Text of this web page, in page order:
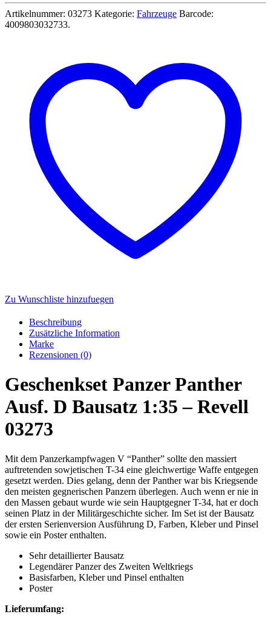
Artikelnummer: 03273 Kategorie: Fahrzeuge Barcode:
4009803032733.
Zu Wunschliste hinzufuegen
Beschreibung
Zusätzliche Information
Marke
Rezensionen (0)
Geschenkset Panzer Panther
Ausf. D Bausatz 1:35 – Revell
03273
Mit dem Panzerkampfwagen V “Panther” sollte den massiert
auftretenden sowjetischen T-34 eine gleichwertige Waffe entgegen
gesetzt werden. Dies gelang, denn der Panther war bis Kriegsende
den meisten gegnerischen Panzern überlegen. Auch wenn er nie in
den Massen gebaut wurde wie sein Hauptgegner T-34, hat er doch
seinen Platz in der Militärgeschichte sicher. Im Set ist der Bausatz
der ersten Serienversion Ausführung D, Farben, Kleber und Pinsel
sowie ein Poster enthalten.
Sehr detaillierter Bausatz
Legendärer Panzer des Zweiten Weltkriegs
Basisfarben, Kleber und Pinsel enthalten
Poster
Lieferumfang: